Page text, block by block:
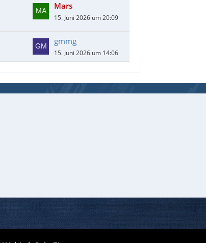
Mars
15. Juni 2026 um 20:09
gmmg
15. Juni 2026 um 14:06